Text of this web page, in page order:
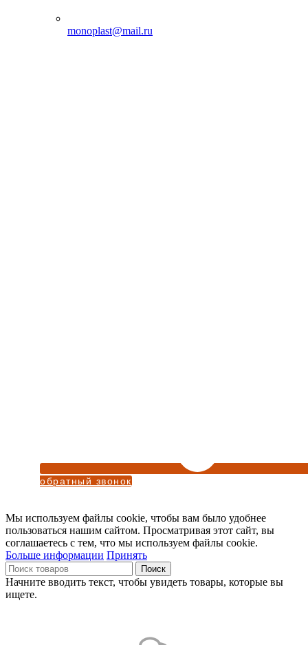
monoplast@mail.ru
обратный звонок
Мы используем файлы cookie, чтобы вам было удобнее
пользоваться нашим сайтом. Просматривая этот сайт, вы
соглашаетесь с тем, что мы используем файлы cookie.
Больше информации Принять
Поиск
Начните вводить текст, чтобы увидеть товары, которые вы
ищете.